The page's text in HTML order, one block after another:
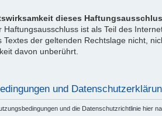
dieses
Haftungsausschluss ist als Teil des
Textes der geltenden Rechtslage nicht,
davon unberührt.
und
und die Datenschutzrichtlinie hier